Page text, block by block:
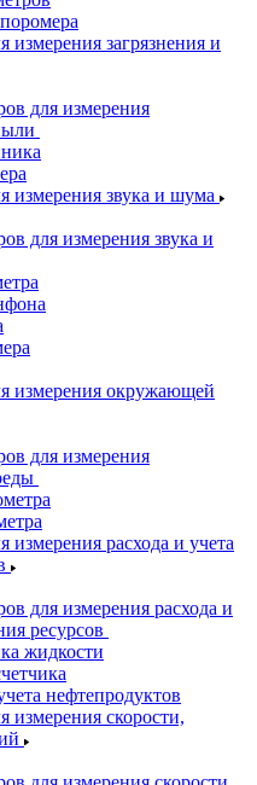
измерения загрязнения и
для измерения
измерения звука и шума
для измерения звука и
измерения окружающей
для измерения
измерения расхода и учета
для измерения расхода и
ресурсов
жидкости
нефтепродуктов
измерения скорости,